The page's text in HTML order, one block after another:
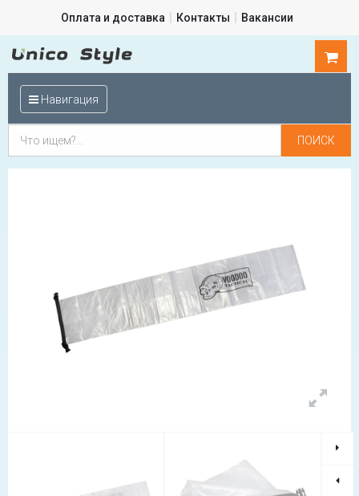
Оплата и доставка Контакты Вакансии
Навигация